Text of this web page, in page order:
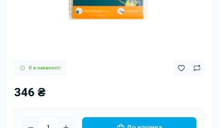
Є в наявності
346 ₴